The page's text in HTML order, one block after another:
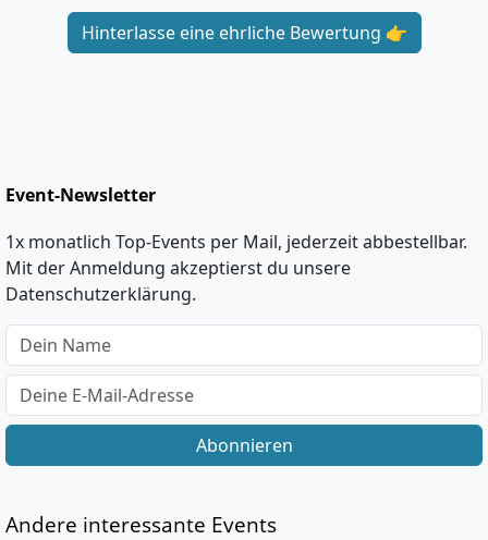
Hinterlasse eine ehrliche Bewertung 👉
Event-Newsletter
1x monatlich Top-Events per Mail, jederzeit abbestellbar.
Mit der Anmeldung akzeptierst du unsere
Datenschutzerklärung.
Abonnieren
Andere interessante Events